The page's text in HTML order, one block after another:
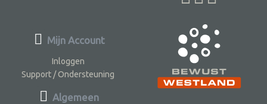
Mijn Account
Inloggen
Support / Ondersteuning
Algemeen